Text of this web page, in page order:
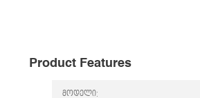
Product Features
მოდელი: